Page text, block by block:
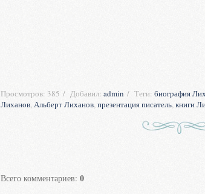
Просмотров: 385 Добавил: admin Теги: биография
Лиханов,Альберт Лиханов,презентация писатель,книги
Всего комментариев: 0